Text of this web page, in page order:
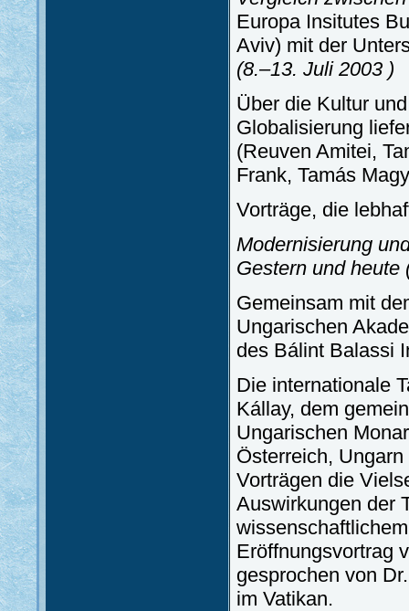
Europa Insitutes
Aviv) mit der
(8.–13. Juli 2003 )
Über die Kultur
Globalisierung
(Reuven Amitei,
Frank, Tamás
Vorträge, die
Modernisierung
Gestern und heute
Gemeinsam mit
Ungarischen
des Bálint Balassi
Die internationale
Kállay, dem
Ungarischen
Österreich,
Vorträgen die
Auswirkungen der
Eröffnungsvortrag
gesprochen von
im Vatikan.